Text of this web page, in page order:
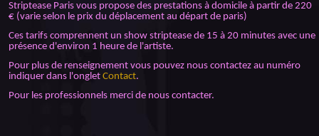
Striptease Paris vous propose des prestations à domicile à partir de 220
€ (varie selon le prix du déplacement au départ de paris)
Ces tarifs comprennent un show striptease de 15 à 20 minutes avec une
présence d'environ 1 heure de l'artiste.
Pour plus de renseignement vous pouvez nous contactez au numéro
indiquer dans l'onglet Contact.
Pour les professionnels merci de nous contacter.